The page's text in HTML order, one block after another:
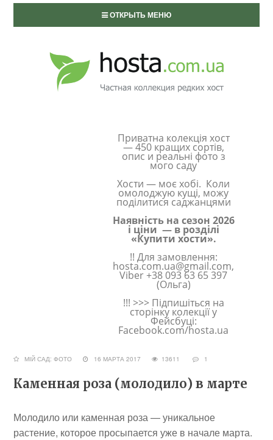
ОТКРЫТЬ МЕНЮ
Приватна колекція хост
— 450 кращих сортів,
опис и реальні фото з
мого саду
Хости — моє хобі. Коли
омолоджую кущі, можу
поділитися саджанцями
Наявність на сезон 2026
і ціни — в розділі
«Купити хости».
!! Для замовлення:
hosta.com.ua@gmail.com,
Viber +38 093 63 65 397
(Ольга)
!!! >>> Підпишіться на
сторінку колекції у
Фейсбуці:
Facebook.com/hosta.ua
МІЙ САД: ФОТО 16 МАРТА 2017 13611 1
Каменная роза (молодило) в марте
Молодило или каменная роза — уникальное
растение, которое просыпается уже в начале марта.